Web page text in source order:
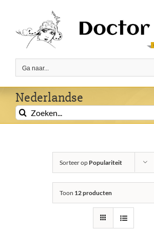
inhoud
Ga naar...
Nederlandse
Zoeken
naar:
Sorteer op Populariteit
Toon 12 producten